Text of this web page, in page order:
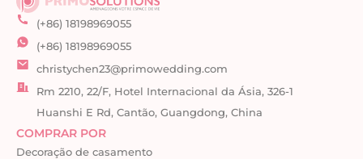
(+86) 18198969055
(+86) 18198969055
christychen23@primowedding.com
Rm 2210, 22/F, Hotel Internacional da Ásia, 326-1
Huanshi E Rd, Cantão, Guangdong, China
COMPRAR POR
Decoração de casamento